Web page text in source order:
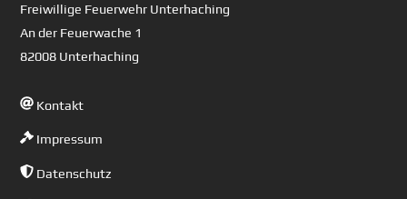
Freiwillige Feuerwehr Unterhaching
An der Feuerwache 1
82008 Unterhaching
Kontakt
Impressum
Datenschutz